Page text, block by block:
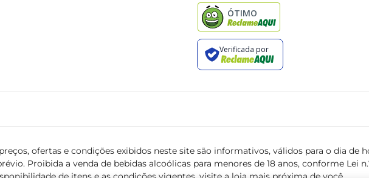
ofertas e condições exibidos neste site são informativos, válidos para o dia de
Proibida a venda de bebidas alcoólicas para menores de 18 anos, conforme Lei